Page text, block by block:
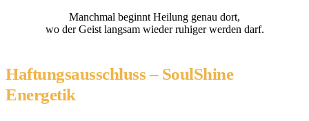
Manchmal beginnt Heilung genau dort,
wo der Geist langsam wieder ruhiger werden darf.
Haftungsausschluss – SoulShine
Energetik